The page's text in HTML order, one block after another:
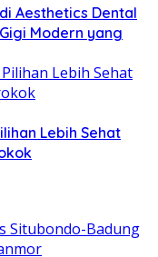
Aesthetics Dental
Modern yang
Lebih Sehat